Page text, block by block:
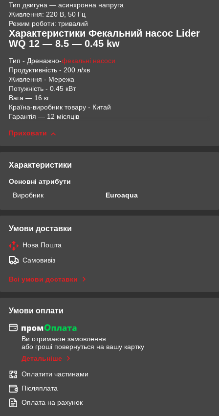
Тип двигуна — асинхронна напруга
Живлення: 220 В, 50 Гц
Режим роботи: тривалий
Характеристики Фекальний насос Lider
WQ 12 — 8.5 — 0.45 kw
Тип - Дренажно-фекальні насоси
Продуктивність - 200 л/хв
Живлення - Мережа
Потужність - 0.45 кВт
Вага — 16 кг
Країна-виробник товару - Китай
Гарантія — 12 місяців
Приховати
Характеристики
Основні атрибути
Виробник
Euroaqua
Умови доставки
Нова Пошта
Самовивіз
Всі умови доставки
Умови оплати
Ви отримаєте замовлення
або гроші повернуться на вашу картку
Детальніше
Оплатити частинами
Післяплата
Оплата на рахунок